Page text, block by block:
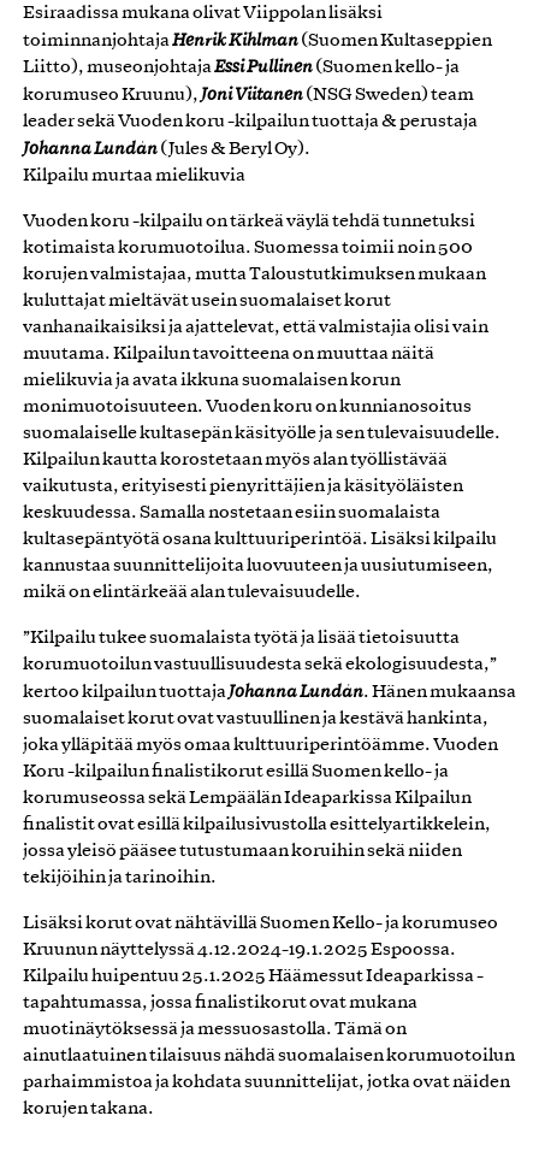
Esiraadissa mukana olivat Viippolan lisäksi
toiminnanjohtaja Henrik Kihlman (Suomen Kultaseppien
Liitto), museonjohtaja Essi Pullinen (Suomen kello- ja
korumuseo Kruunu), Joni Viitanen (NSG Sweden) team
leader sekä Vuoden koru -kilpailun tuottaja & perustaja
Johanna Lundán (Jules & Beryl Oy).
Kilpailu murtaa mielikuvia
Vuoden koru -kilpailu on tärkeä väylä tehdä tunnetuksi
kotimaista korumuotoilua. Suomessa toimii noin 500
korujen valmistajaa, mutta Taloustutkimuksen mukaan
kuluttajat mieltävät usein suomalaiset korut
vanhanaikaisiksi ja ajattelevat, että valmistajia olisi vain
muutama. Kilpailun tavoitteena on muuttaa näitä
mielikuvia ja avata ikkuna suomalaisen korun
monimuotoisuuteen. Vuoden koru on kunnianosoitus
suomalaiselle kultasepän käsityölle ja sen tulevaisuudelle.
Kilpailun kautta korostetaan myös alan työllistävää
vaikutusta, erityisesti pienyrittäjien ja käsityöläisten
keskuudessa. Samalla nostetaan esiin suomalaista
kultasepäntyötä osana kulttuuriperintöä. Lisäksi kilpailu
kannustaa suunnittelijoita luovuuteen ja uusiutumiseen,
mikä on elintärkeää alan tulevaisuudelle.
”Kilpailu tukee suomalaista työtä ja lisää tietoisuutta
korumuotoilun vastuullisuudesta sekä ekologisuudesta,”
kertoo kilpailun tuottaja Johanna Lundán. Hänen mukaansa
suomalaiset korut ovat vastuullinen ja kestävä hankinta,
joka ylläpitää myös omaa kulttuuriperintöämme. Vuoden
Koru -kilpailun finalistikorut esillä Suomen kello- ja
korumuseossa sekä Lempäälän Ideaparkissa Kilpailun
finalistit ovat esillä kilpailusivustolla esittelyartikkelein,
jossa yleisö pääsee tutustumaan koruihin sekä niiden
tekijöihin ja tarinoihin.
Lisäksi korut ovat nähtävillä Suomen Kello- ja korumuseo
Kruunun näyttelyssä 4.12.2024-19.1.2025 Espoossa.
Kilpailu huipentuu 25.1.2025 Häämessut Ideaparkissa -
tapahtumassa, jossa finalistikorut ovat mukana
muotinäytöksessä ja messuosastolla. Tämä on
ainutlaatuinen tilaisuus nähdä suomalaisen korumuotoilun
parhaimmistoa ja kohdata suunnittelijat, jotka ovat näiden
korujen takana.